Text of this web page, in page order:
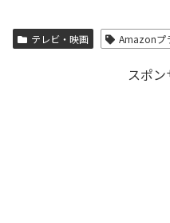
テレビ・映画 Amazonプ
スポ